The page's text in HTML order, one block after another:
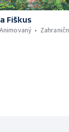
Fiškus
Animovaný